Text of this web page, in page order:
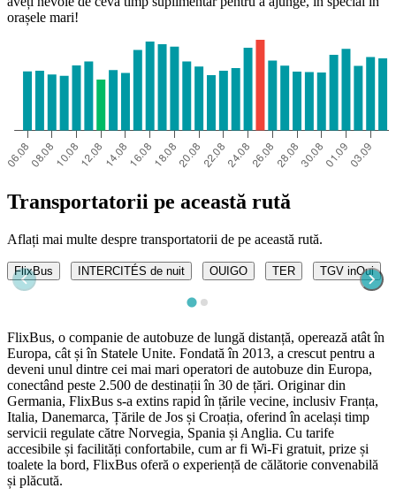
orașele mari!
Transportatorii pe această rută
Aflați mai multe despre transportatorii de pe această rută.
FlixBus INTERCITÉS de nuit OUIGO TER TGV inOui
FlixBus, o companie de autobuze de lungă distanță, operează atât în ​​
Europa, cât și în Statele Unite. Fondată în 2013, a crescut pentru a
deveni unul dintre cei mai mari operatori de autobuze din Europa,
conectând peste 2.500 de destinații în 30 de țări. Originar din
Germania, FlixBus s-a extins rapid în țările vecine, inclusiv Franța,
Italia, Danemarca, Țările de Jos și Croația, oferind în același timp
servicii regulate către Norvegia, Spania și Anglia. Cu tarife
accesibile și facilități confortabile, cum ar fi Wi-Fi gratuit, prize și
toalete la bord, FlixBus oferă o experiență de călătorie convenabilă
și plăcută.